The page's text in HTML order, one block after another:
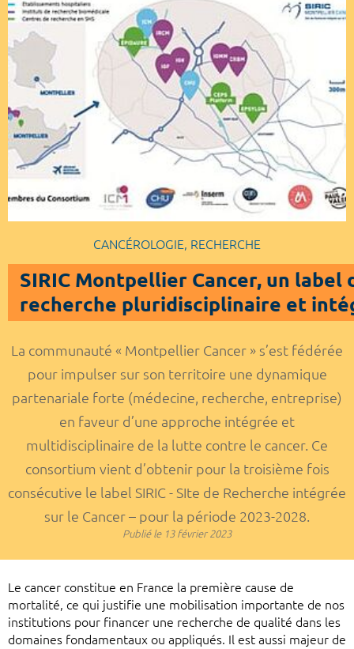
CANCÉROLOGIE, RECHERCHE
SIRIC Montpellier Cancer, un label
recherche pluridisciplinaire et
La communauté « Montpellier Cancer » s’est fédérée
pour impulser sur son territoire une dynamique
partenariale forte (médecine, recherche, entreprise)
en faveur d’une approche intégrée et
multidisciplinaire de la lutte contre le cancer. Ce
consortium vient d’obtenir pour la troisième fois
consécutive le label SIRIC - SIte de Recherche intégrée
sur le Cancer – pour la période 2023-2028.
Publié le13 février 2023
Le cancer constitue en France la première cause de
mortalité, ce qui justifie une mobilisation importante de nos
institutions pour financer une recherche de qualité dans les
domaines fondamentaux ou appliqués. Il est aussi majeur de